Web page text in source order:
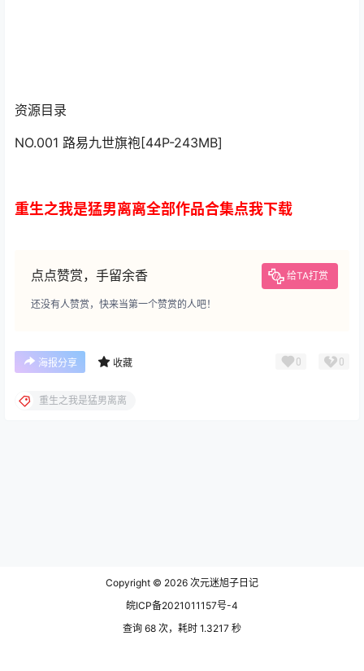
NO.001 路易九世旗袍[44P-243MB]
点点赞赏，手留余香
Copyright © 2026 次元迷旭子日记
皖ICP备2021011157号-4
查询 68 次，耗时 1.3217 秒